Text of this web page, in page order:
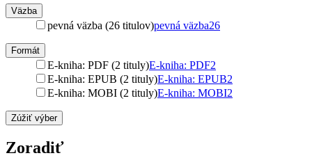
Väzba
pevná väzba (26 titulov)pevná väzba26
Formát
E-kniha: PDF (2 tituly)E-kniha: PDF2
E-kniha: EPUB (2 tituly)E-kniha: EPUB2
E-kniha: MOBI (2 tituly)E-kniha: MOBI2
Zúžiť výber
Zoradiť